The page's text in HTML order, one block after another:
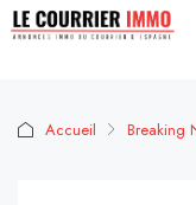
Accueil Breaking